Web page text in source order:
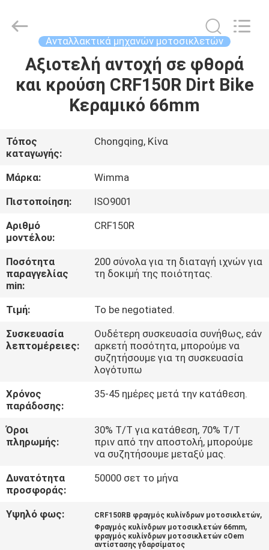
ΣΠΊΤΙ
ΠΡΟΪΌΝΤΑ
ΒΊΝΤΕΟ
ΣΧΕΤΙΚΆ
ΜΕ
ΕΜΆΣ
ΕΠΙΣΚΕΨΉ
ΕΡΓΟΣΤΑΣΊΟΥ
ΈΛΕΓΧΟΣ
ΠΟΙΌΤΗΤΑΣ
ΖΗΤΉΣΤΕ
ΜΙΑ
ΧΆΡΤΗΣ
ΙΣΤΌΤΟΠΟΥ
Parts
Ανταλλακτικά μηχανών μοτοσικλετών
Αξιοτελή αντοχή σε φθορά
και κρούση CRF150R Dirt Bike
Κεραμικό 66mm
Τόπος
καταγωγής:
Chongqing, Κίνα
Μάρκα:
Wimma
Πιστοποίηση:
ISO9001
Αριθμό
μοντέλου:
CRF150R
Ποσότητα
παραγγελίας
min:
200 σύνολα για τη διαταγή ιχνών για
τη δοκιμή της ποιότητας.
Τιμή:
To be negotiated.
Συσκευασία
λεπτομέρειες:
Ουδέτερη συσκευασία συνήθως, εάν
αρκετή ποσότητα, μπορούμε να
συζητήσουμε για τη συσκευασία
λογότυπω
Χρόνος
παράδοσης:
35-45 ημέρες μετά την κατάθεση.
Όροι
πληρωμής:
30% T/T για κατάθεση, 70% T/T
πριν από την αποστολή, μπορούμε
να συζητήσουμε μεταξύ μας.
Δυνατότητα
προσφοράς:
50000 σετ το μήνα
Υψηλό φως: CRF150RB φραγμός κυλίνδρων μοτοσικλετών,
Φραγμός κυλίνδρων μοτοσικλετών 66mm,
φραγμός κυλίνδρων μοτοσικλετών cOem
αντίστασης γδαρσίματος